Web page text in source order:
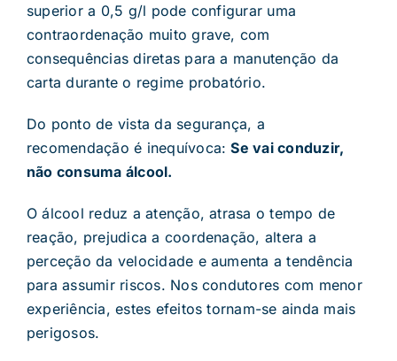
superior a 0,5 g/l pode configurar uma
contraordenação muito grave, com
consequências diretas para a manutenção da
carta durante o regime probatório.
Do ponto de vista da segurança, a
recomendação é inequívoca:Se vai conduzir,
não consuma álcool.
O álcool reduz a atenção, atrasa o tempo de
reação, prejudica a coordenação, altera a
perceção da velocidade e aumenta a tendência
para assumir riscos. Nos condutores com menor
experiência, estes efeitos tornam-se ainda mais
perigosos.